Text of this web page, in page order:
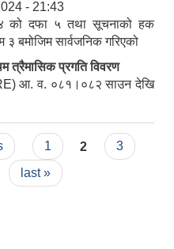
- 21:43
को दफा ५ तथा सूचनाको हक
३ बमोजिम सार्वजनिक गरिएको
त्रैमासिक प्रगति विवरण
आ. व. ०८१।०८२ साउन देखि
1 2
3
last »